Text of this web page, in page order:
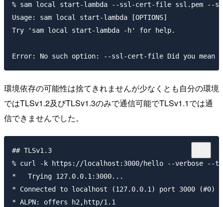
% sam local start-lambda --ssl-cert-file ssl.pem --
Usage: sam local start-lambda [OPTIONS]
Try 'sam local start-lambda -h' for help.
環境依存の可能性は捨てきれませんが少なくとも自分の環境
ではTLSv1.2及びTLSv1.3のみで通信可能でTLSv1.1では通
信できませんでした。
## TLSv1.3
% curl -k https://localhost:3000/hello --verbose --
*   Trying 127.0.0.1:3000...
* Connected to localhost (127.0.0.1) port 3000 (#0)
* ALPN: offers h2,http/1.1